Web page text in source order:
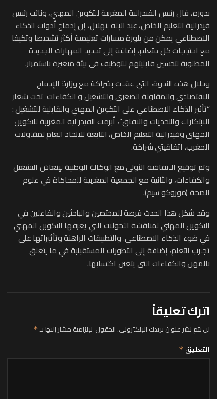
بدوره، قال رئيس الفيدرالية المغربية للتكوين المهني، ونائب رئيس
فيدرالية التعليم الخاص، عبد الإله بنهلال، إن إدماج أدوات الذكاء
الاصطناعي يمكن من بلورة مسارات تعليمية أكثر تشخيصا وتكيفا
مع احتياجات كل متعلم، إضافة إلى تحديد المهارات الجديدة
المطلوبة لتحسين قابليتهم للتوظيف في بيئة متغيرة باستمرار.
وخلال هذه الندوة، التي عقدت بشراكة مع وزارة الإدماج
الاقتصادي والمقاولة الصغرى والتشغيل و الكفاءات، تحت شعار
“تأثير الذكاء الاصطناعي على التكوين المهني والقابلية للتشغيل :
الابتكارات والتحديات والآفاق”، أبرمت الفيدرالية المغربية للتكوين
المهني وفيدرالية التعليم الخاص، التابعة للاتحاد العام لمقاولات
المغرب، اتفاقيتي شراكة.
وتم توقيع الاتفاقية الأولى مع الوكالة الوطنية لإنعاش التشغيل
والكفاءات، والثانية مع الجمعية المغربية للمحاكاة في علوم
الصحة (موروكو سيم).
وقد شكل هذا الحدث فرصة للمختصين والباحثين والفاعلين في
التكوين المهني لمناقشة التحولات التي يعرفها التكوين المهني
في ضوء الذكاء الاصطناعي، والتطبيقات الراهنة وتأثيراتها على
تجارب التعلم، إضافة إلى التطورات المستقبلية في ما يتعلق
بالمهن والكفاءات التي يتعين اكتسابها.
اترك تعليقاً
لن يتم نشر عنوان بريدك الإلكتروني.الحقول الإلزامية مشار إليها بـ*
التعليق *